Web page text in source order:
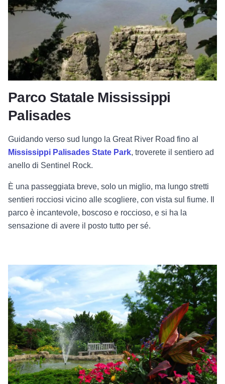
Parco Statale Mississippi
Palisades
Guidando verso sud lungo la Great River Road fino al
Mississippi Palisades State Park, troverete il sentiero ad
anello di Sentinel Rock.
È una passeggiata breve, solo un miglio, ma lungo stretti
sentieri rocciosi vicino alle scogliere, con vista sul fiume. Il
parco è incantevole, boscoso e roccioso, e si ha la
sensazione di avere il posto tutto per sé.